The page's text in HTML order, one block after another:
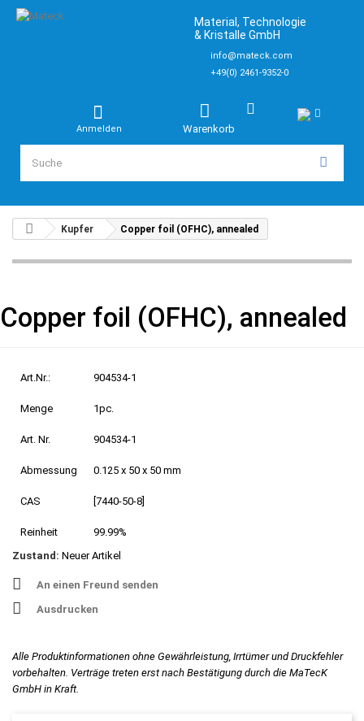
Material, Technologie
& Kristalle GmbH
info@mateck.com
+49(0) 2461-9352-0
Warenkorb
Anmelden
Kupfer Copper foil (OFHC), annealed
Copper foil (OFHC), annealed
Art.Nr.: 904534-1
Menge 1pc.
Art. Nr. 904534-1
Abmessung 0.125 x 50 x 50 mm
CAS [7440-50-8]
Reinheit
99.99%
Zustand: Neuer Artikel
An einen Freund senden
Ausdrucken
Alle Produktinformationen ohne Gewährleistung, Irrtümer und Druckfehler
vorbehalten. Verträge treten erst nach Bestätigung durch die MaTecK
GmbH in Kraft.